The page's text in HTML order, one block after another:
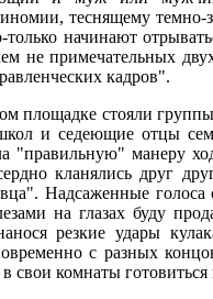
теснящему
начинают
не примечательных
кадров".
площадке стояли
и седеющие отцы
"правильную" манеру
кланялись друг
Надсаженные голоса
на глазах буду
резкие удары
с разных
комнаты готовиться